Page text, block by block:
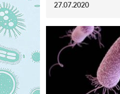
27.07.2020